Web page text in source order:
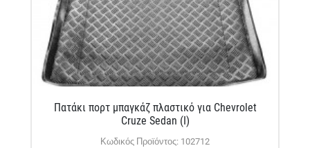
Πατάκι πορτ μπαγκάζ πλαστικό για Chevrolet
Cruze Sedan (Ι)
Κωδικός Προϊόντος: 102712